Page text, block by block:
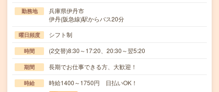
勤務地
兵庫県伊丹市
伊丹(阪急線)駅からバス20分
曜日頻度 シフト制
時間 (2交替)8:30～17:20、20:30～翌5:20
期間 長期でお仕事できる方、大歓迎！
時給 時給1400～1750円 日払いOK！